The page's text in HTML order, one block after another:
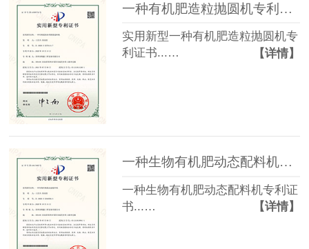
一种有机肥造粒抛圆机专利证书
实用新型一种有机肥造粒抛圆机专
利证书...…
【详情】
一种生物有机肥动态配料机专利证书
一种生物有机肥动态配料机专利证
书...…
【详情】